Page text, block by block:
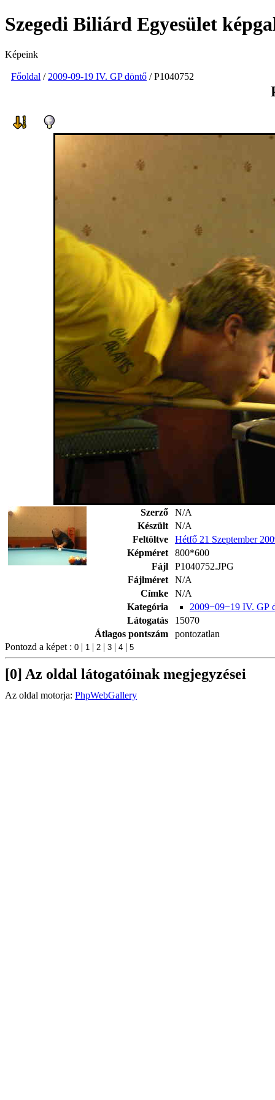
Szegedi Biliárd Egyesület
Képeink
Főoldal / 2009-09-19 IV. GP döntő / P1040752
Szerző
N/A
Készült
N/A
Feltöltve
Hétfő 21 Szeptember
Képméret
800*600
Fájl
P1040752.JPG
Fájlméret
N/A
Címke
N/A
Kategória
2009−09−19 IV. GP
Látogatás
15070
Átlagos pontszám
pontozatlan
Pontozd a képet :
| | | | |
[0] Az oldal látogatóinak megjegyzései
Az oldal motorja: PhpWebGallery